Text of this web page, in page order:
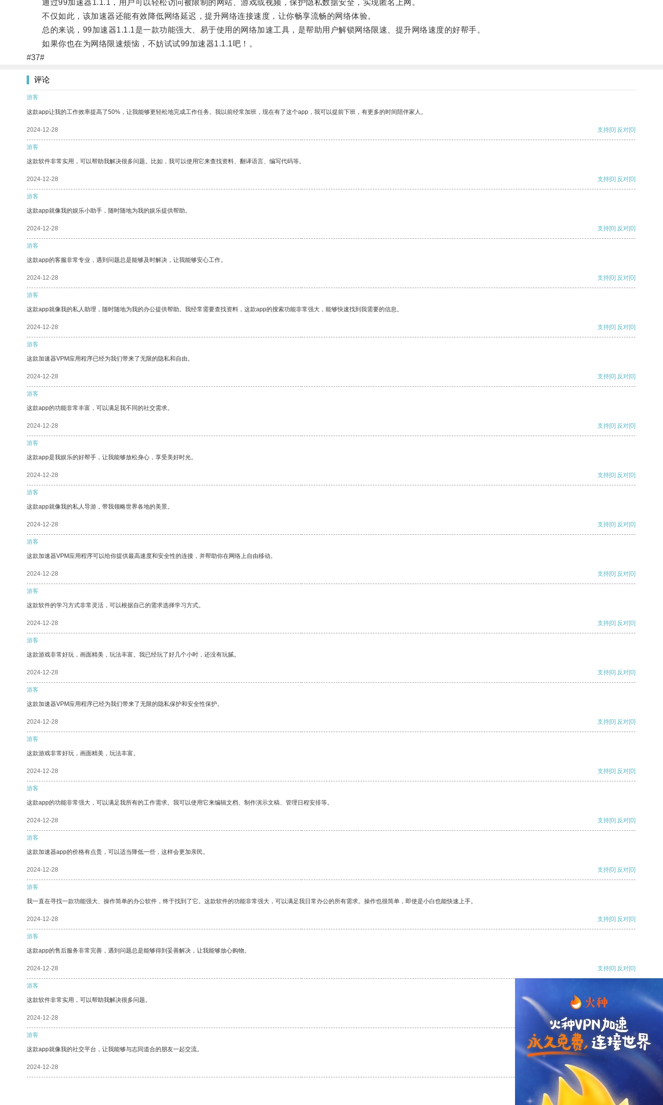
通过99加速器1.1.1，用户可以轻松访问被限制的网站、游戏或视频，保护隐私数据安全，实现匿名上网。
不仅如此，该加速器还能有效降低网络延迟，提升网络连接速度，让你畅享流畅的网络体验。
总的来说，99加速器1.1.1是一款功能强大、易于使用的网络加速工具，是帮助用户解锁网络限速、提升网络速度的好帮手。
如果你也在为网络限速烦恼，不妨试试99加速器1.1.1吧！。
#37#
评论
游客
这款app让我的工作效率提高了50%，让我能够更轻松地完成工作任务。我以前经常加班，现在有了这个app，我可以提前下班，有更多的时间陪伴家人。
2024-12-28 支持[0] 反对[0]
游客
这款软件非常实用，可以帮助我解决很多问题。比如，我可以使用它来查找资料、翻译语言、编写代码等。
2024-12-28 支持[0] 反对[0]
游客
这款app就像我的娱乐小助手，随时随地为我的娱乐提供帮助。
2024-12-28 支持[0] 反对[0]
游客
这款app的客服非常专业，遇到问题总是能够及时解决，让我能够安心工作。
2024-12-28 支持[0] 反对[0]
游客
这款app就像我的私人助理，随时随地为我的办公提供帮助。我经常需要查找资料，这款app的搜索功能非常强大，能够快速找到我需要的信息。
2024-12-28 支持[0] 反对[0]
游客
这款加速器VPM应用程序已经为我们带来了无限的隐私和自由。
2024-12-28 支持[0] 反对[0]
游客
这款app的功能非常丰富，可以满足我不同的社交需求。
2024-12-28 支持[0] 反对[0]
游客
这款app是我娱乐的好帮手，让我能够放松身心，享受美好时光。
2024-12-28 支持[0] 反对[0]
游客
这款app就像我的私人导游，带我领略世界各地的美景。
2024-12-28 支持[0] 反对[0]
游客
这款加速器VPM应用程序可以给你提供最高速度和安全性的连接，并帮助你在网络上自由移动。
2024-12-28 支持[0] 反对[0]
游客
这款软件的学习方式非常灵活，可以根据自己的需求选择学习方式。
2024-12-28 支持[0] 反对[0]
游客
这款游戏非常好玩，画面精美，玩法丰富。我已经玩了好几个小时，还没有玩腻。
2024-12-28 支持[0] 反对[0]
游客
这款加速器VPM应用程序已经为我们带来了无限的隐私保护和安全性保护。
2024-12-28 支持[0] 反对[0]
游客
这款游戏非常好玩，画面精美，玩法丰富。
2024-12-28 支持[0] 反对[0]
游客
这款app的功能非常强大，可以满足我所有的工作需求。我可以使用它来编辑文档、制作演示文稿、管理日程安排等。
2024-12-28 支持[0] 反对[0]
游客
这款加速器app的价格有点贵，可以适当降低一些，这样会更加亲民。
2024-12-28 支持[0] 反对[0]
游客
我一直在寻找一款功能强大、操作简单的办公软件，终于找到了它。这款软件的功能非常强大，可以满足我日常办公的所有需求。操作也很简单，即使是小白也能快速上手。
2024-12-28 支持[0] 反对[0]
游客
这款app的售后服务非常完善，遇到问题总是能够得到妥善解决，让我能够放心购物。
2024-12-28 支持[0] 反对[0]
游客
这款软件非常实用，可以帮助我解决很多问题。
2024-12-28 支持 反对
游客
这款app就像我的社交平台，让我能够与志同道合的朋友一起交流。
2024-12-28 [0]